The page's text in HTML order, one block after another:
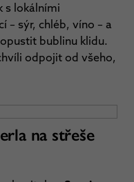
s lokálními
– sýr, chléb, víno – a
bublinu klidu.
odpojit od všeho,
na střeše